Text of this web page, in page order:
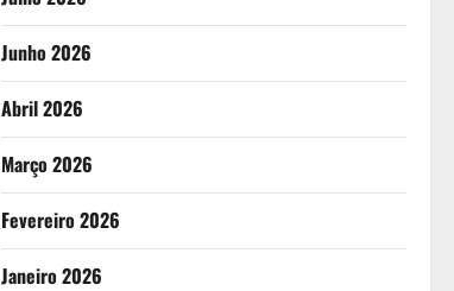
Junho 2026
Abril 2026
Março 2026
Fevereiro 2026
Janeiro 2026